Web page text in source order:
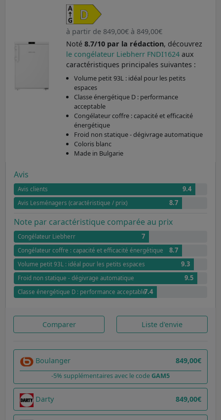
à partir de 849,00€ à 849,00€
Noté 8.7/10 par la rédaction, découvrez
le congélateur Liebherr FNDI1624 aux
caractéristiques principales suivantes :
Volume petit 93L : idéal pour les petits
espaces
Classe énergétique D : performance
acceptable
Congélateur coffre : capacité et efficacité
énergétique
Froid non statique - dégivrage automatique
Coloris blanc
Made in Bulgarie
Avis
Avis clients 9.4
Avis Lesménagers (caractéristique / prix) 8.7
Note par caractéristique comparée au prix
Congélateur Liebherr 7
Congélateur coffre : capacité et efficacité énergétique 8.7
Volume petit 93L : idéal pour les petits espaces 9.3
Froid non statique - dégivrage automatique 9.5
Classe énergétique D : performance acceptable7.4
Comparer Liste d'envie
Boulanger 849,00€
-5% supplémentaires avec le codeGAM5
Darty 849,00€